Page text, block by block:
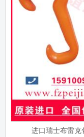
进口瑞士布雷克